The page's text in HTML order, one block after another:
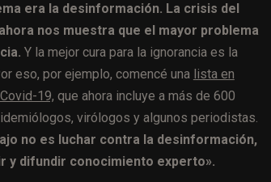
era la desinformación. La crisis del
nos muestra que el mayor problema
Y la mejor cura para la ignorancia es la
eso, por ejemplo, comencé una lista en
19, que ahora incluye a más de 600
virólogos y algunos periodistas.
no es luchar contra la desinformación,
y difundir conocimiento experto».